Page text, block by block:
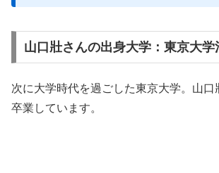
山口壯さんの出身大学：東京大学
次に大学時代を過ごした東京大学。山口
卒業しています。